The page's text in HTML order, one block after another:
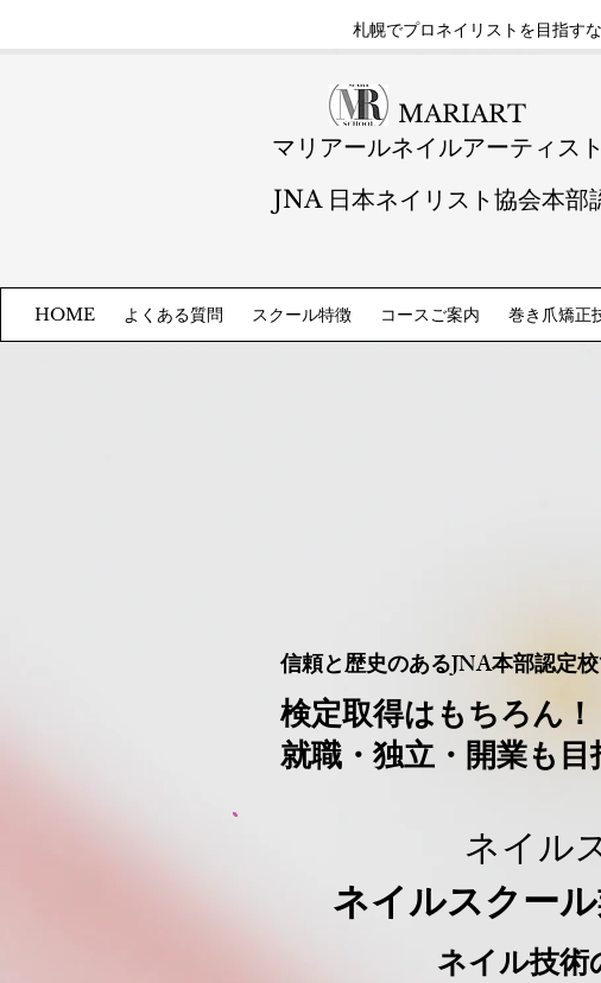
札幌​でプロネイリストを目指す
MARIART
マリアールネイルアーティス
JNA 日本ネイリスト協会本部
HOME よくある質問 スクール特徴 コースご案内 巻き爪矯正
信頼と歴史のあるJNA本部認定
​検定取得はもちろん！
就職・独立・開業も
ネイル
ネイルスクー
ネイル技術